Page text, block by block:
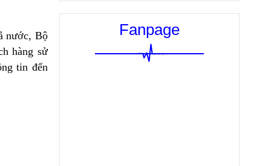
nước, Bộ
hàng sử
tin đến
Fanpage